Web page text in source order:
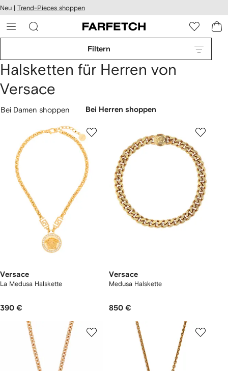
zum
Neu | Trend-Pieces shoppen
Filtern
Halsketten für Herren von
Versace
Bei Damen shoppen Bei Herren shoppen
Versace
La Medusa Halskette
390 €
Versace
Medusa Halskette
850 €